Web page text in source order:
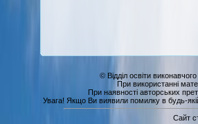
© Відділ освіти
При використанні
При наявності авторських
Увага! Якщо Ви виявили помилку в будь-якій
Сайт